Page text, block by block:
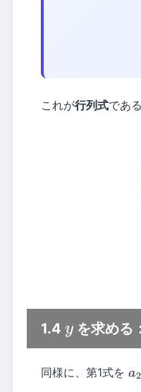
これが行列式であ
1.4 y を求める：
同様に、第1式を a